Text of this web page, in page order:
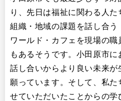
り、先日は福祉に関わる人
組織・地域の課題を話し合う
ワールド・カフェを現場の職
もあるそうです。小田原市
話し合いからより良い未来が
願っています。そして、私た
せていただいたことからの学